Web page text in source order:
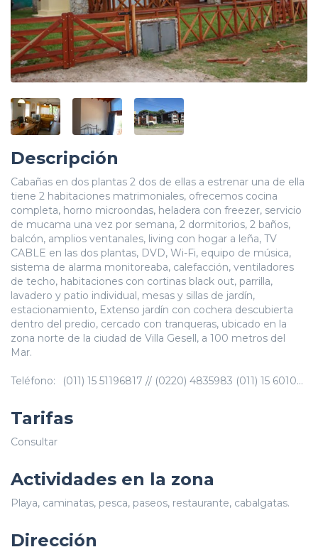
Descripción
Cabañas en dos plantas 2 dos de ellas a estrenar una de ella
tiene 2 habitaciones matrimoniales, ofrecemos cocina
completa, horno microondas, heladera con freezer, servicio
de mucama una vez por semana, 2 dormitorios, 2 baños,
balcón, amplios ventanales, living con hogar a leña, TV
CABLE en las dos plantas, DVD, Wi-Fi, equipo de música,
sistema de alarma monitoreaba, calefacción, ventiladores
de techo, habitaciones con cortinas black out, parrilla,
lavadero y patio individual, mesas y sillas de jardín,
estacionamiento, Extenso jardín con cochera descubierta
dentro del predio, cercado con tranqueras, ubicado en la
zona norte de la ciudad de Villa Gesell, a 100 metros del
Mar.
Teléfono: (011) 15 51196817 // (0220) 4835983 (011) 15 601022779
Tarifas
Consultar
Actividades en la zona
Playa, caminatas, pesca, paseos, restaurante, cabalgatas.
Dirección